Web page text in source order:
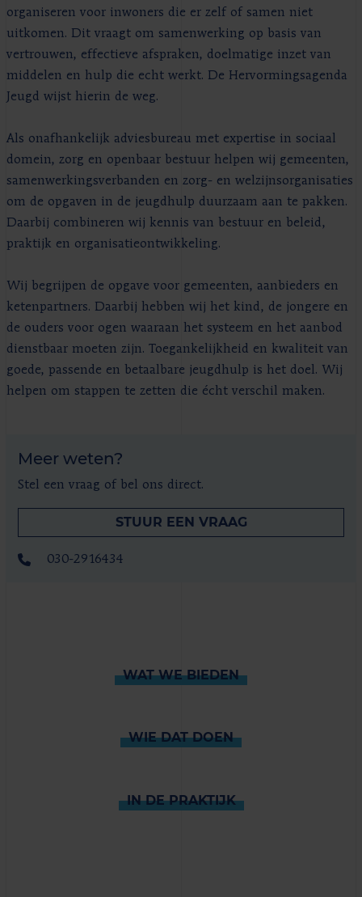
organiseren voor inwoners die er zelf of samen niet
uitkomen. Dit vraagt om samenwerking op basis van
vertrouwen, effectieve afspraken, doelmatige inzet van
middelen en hulp die echt werkt. De Hervormingsagenda
Jeugd wijst hierin de weg.
Als onafhankelijk adviesbureau met expertise in sociaal
domein, zorg en openbaar bestuur helpen wij gemeenten,
samenwerkingsverbanden en zorg- en welzijnsorganisaties
om de opgaven in de jeugdhulp duurzaam aan te pakken.
Daarbij combineren wij kennis van bestuur en beleid,
praktijk en organisatieontwikkeling.
Wij begrijpen de opgave voor gemeenten, aanbieders en
ketenpartners. Daarbij hebben wij het kind, de jongere en
de ouders voor ogen waaraan het systeem en het aanbod
dienstbaar moeten zijn. Toegankelijkheid en kwaliteit van
goede, passende en betaalbare jeugdhulp is het doel. Wij
helpen om stappen te zetten die écht verschil maken.
Meer weten?
Stel een vraag of bel ons direct.
STUUR EEN VRAAG
030-2916434
WAT WE BIEDEN
WIE DAT DOEN
IN DE PRAKTIJK